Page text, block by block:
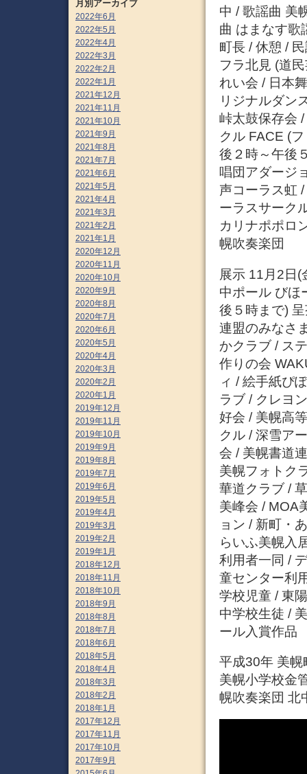
中 / 歌謡曲 美
曲 はまなす歌
町長 / 休憩 /
フラ北見 (道
れい会 / 日本
リジナルダン
峠太鼓保存会
クル FACE (
後２時～午後
唱団アダージ
声コーラス虹
ーラスサーク
カリナポポロ
幌吹奏楽団
展示 11月2日(
中ポール びほ
後５時まで)
連盟のみなさ
かクラブ / ス
作りの会
ィ / 絵手紙ぴ
ラブ / クレヨ
好会 / 美幌高
クル / 深雪ア
会 / 美幌書道
美幌フォトク
華道クラブ /
美峰会 / MOA
ョン / 新町・
らいふ美幌入
利用者一同 /
童センター利
学校児童 / 東
中学校生徒 /
ール入賞作品
平成30年 美幌
美幌小学校金
幌吹奏楽団 北
月別アーカイブ
2022年6月
2022年5月
2022年4月
2022年3月
2022年2月
2022年1月
2021年12月
2021年11月
2021年10月
2021年9月
2021年8月
2021年7月
2021年6月
2021年5月
2021年4月
2021年3月
2021年2月
2021年1月
2020年12月
2020年11月
2020年10月
2020年9月
2020年8月
2020年7月
2020年6月
2020年5月
2020年4月
2020年3月
2020年2月
2020年1月
2019年12月
2019年11月
2019年10月
2019年9月
2019年8月
2019年7月
2019年6月
2019年5月
2019年4月
2019年3月
2019年2月
2019年1月
2018年12月
2018年11月
2018年10月
2018年9月
2018年8月
2018年7月
2018年6月
2018年5月
2018年4月
2018年3月
2018年2月
2018年1月
2017年12月
2017年11月
2017年10月
2017年9月